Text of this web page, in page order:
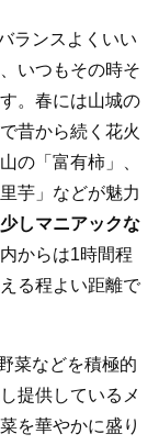
ランスよくいい
いつもその時そ
。春には山城の
昔から続く花火
の「富有柿」、
芋」などが魅力
しマニアックな
からは1時間程
る程よい距離で
菜などを積極的
提供しているメ
を華やかに盛り